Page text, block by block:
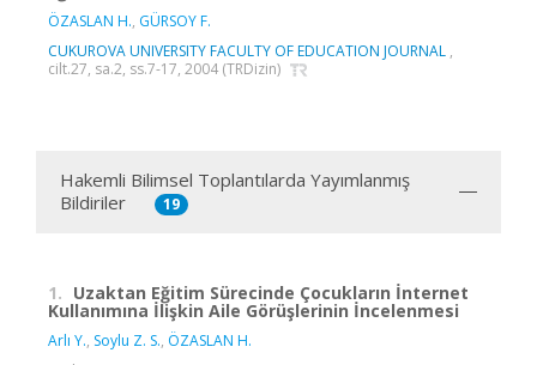
ÖZASLAN H., GÜRSOY F.
CUKUROVA UNIVERSITY FACULTY OF EDUCATION JOURNAL ,
cilt.27, sa.2, ss.7-17, 2004 (TRDizin)
Hakemli Bilimsel Toplantılarda Yayımlanmış
Bildiriler
19
1. Uzaktan Eğitim Sürecinde Çocukların İnternet
Kullanımına İlişkin Aile Görüşlerinin İncelenmesi
Arlı Y., Soylu Z. S., ÖZASLAN H.